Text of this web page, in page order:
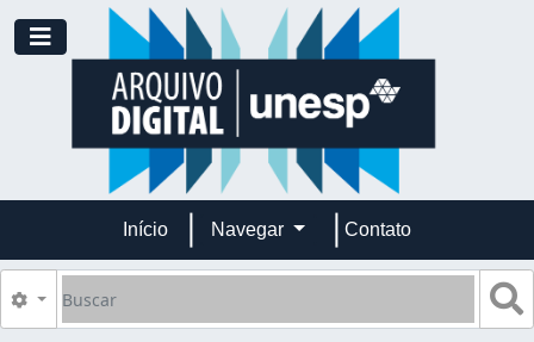
Skip to main content
Toggle navigation
Início Navegar Contato
Buscar
Opções de busca